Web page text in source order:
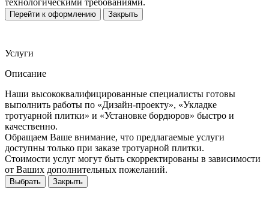
технологическими требованиями.
Перейти к оформлению Закрыть
Услуги
Описание
Наши высококвалифицированные специалисты готовы
выполнить работы по «Дизайн-проекту», «Укладке
тротуарной плитки» и «Установке бордюров» быстро и
качественно.
Обращаем Ваше внимание, что предлагаемые услуги
доступны только при заказе тротуарной плитки.
Стоимости услуг могут быть скорректированы в зависимости
от Ваших дополнительных пожеланий.
Выбрать Закрыть